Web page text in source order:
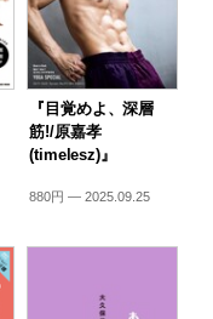
『目覚めよ、深層
筋!/原嘉孝
(timelesz)』
880円 — 2025.09.25